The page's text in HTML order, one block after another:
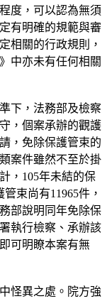
度，可以認為無須
有明確的規範與審
相關的行政規則，
中亦未有任何相關
下，法務部及檢察
，個案承辦的觀護
，免除保護管束的
案件雖然不至於掛
，105年未結的保
束尚有11965件，
部說明同年免除保
執行檢察、承辦該
可明瞭本案有無
怪異之處。院方強